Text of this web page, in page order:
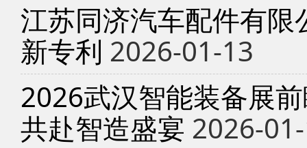
江苏同济汽车配件有
新专利 2026-01-13
2026武汉智能装备展
共赴智造盛宴 2026-